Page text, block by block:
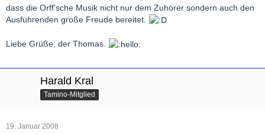
dass die Orff'sche Musik nicht nur dem Zuhörer sondern auch den
Ausführenden große Freude bereitet.
Liebe Grüße, der Thomas.
Harald Kral
Tamino-Mitglied
19. Januar 2008